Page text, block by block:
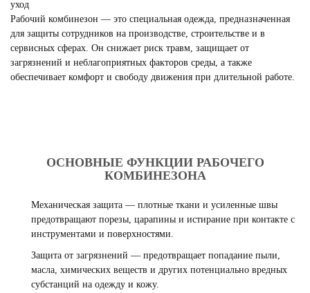
Рабочий комбинезон — это специальная одежда, предназначенная
для защиты сотрудников на производстве, строительстве и в
сервисных сферах. Он снижает риск травм, защищает от
загрязнений и неблагоприятных факторов среды, а также
обеспечивает комфорт и свободу движения при длительной работе.
ОСНОВНЫЕ ФУНКЦИИ РАБОЧЕГО
КОМБИНЕЗОНА
Механическая защита — плотные ткани и усиленные швы
предотвращают порезы, царапины и истирание при контакте с
инструментами и поверхностями.
Защита от загрязнений — предотвращает попадание пыли,
масла, химических веществ и других потенциально вредных
субстанций на одежду и кожу.